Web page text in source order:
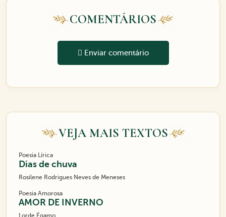
COMENTÁRIOS
Enviar comentário
VEJA MAIS TEXTOS
Poesia Lírica
Dias de chuva
Rosilene Rodrigues Neves de Meneses
Poesia Amorosa
AMOR DE INVERNO